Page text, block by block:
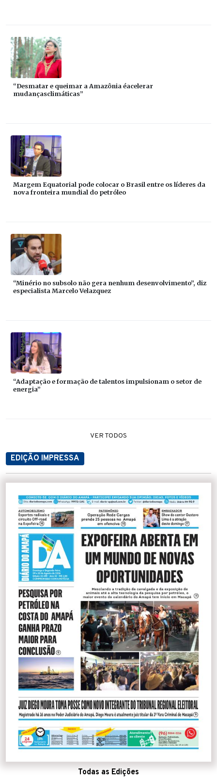
“Desmatar e queimar a Amazônia éacelerar
mudançasclimáticas”
Margem Equatorial pode colocar o Brasil entre os líderes da
nova fronteira mundial do petróleo
“Minério no subsolo não gera nenhum desenvolvimento”, diz
especialista Marcelo Velazquez
“Adaptação e formação de talentos impulsionam o setor de
energia”
VER TODOS
EDIÇÃO IMPRESSA
Todas as Edições